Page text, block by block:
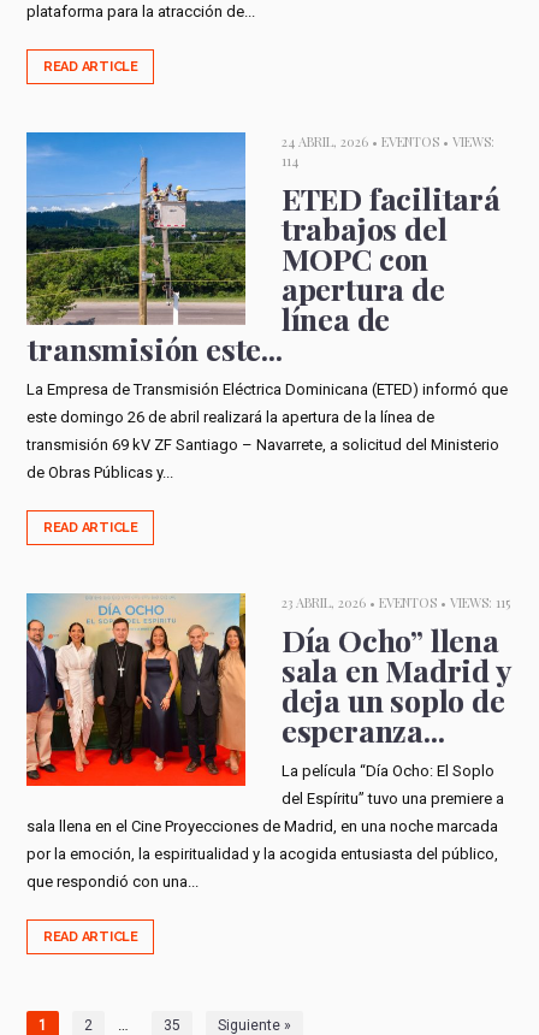
plataforma para la atracción de...
READ ARTICLE
24 ABRIL, 2026 • EVENTOS• VIEWS:
114
ETED facilitará
trabajos del
MOPC con
apertura de
línea de
transmisión este...
La Empresa de Transmisión Eléctrica Dominicana (ETED) informó que
este domingo 26 de abril realizará la apertura de la línea de
transmisión 69 kV ZF Santiago – Navarrete, a solicitud del Ministerio
de Obras Públicas y...
READ ARTICLE
23 ABRIL, 2026 • EVENTOS• VIEWS: 115
Día Ocho” llena
sala en Madrid y
deja un soplo de
esperanza...
La película “Día Ocho: El Soplo
del Espíritu” tuvo una premiere a
sala llena en el Cine Proyecciones de Madrid, en una noche marcada
por la emoción, la espiritualidad y la acogida entusiasta del público,
que respondió con una...
READ ARTICLE
1 2 35 Siguiente »